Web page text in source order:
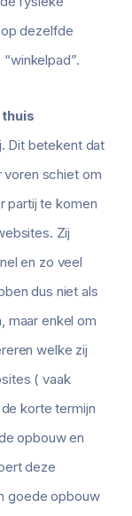
dezelfde
Dit betekent dat
voren schiet om
partij te komen
Zij
en zo veel
dus niet als
maar enkel om
welke zij
( vaak
korte termijn
opbouw en
deze
goede opbouw